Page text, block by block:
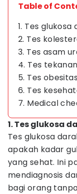
Table of
1. Tes glukosa
2. Tes
3. Tes asam
4. Tes
5. Tes obesitas
6. Tes
7. Medical
1. Tes glukosa
Tes glukosa
apakah kadar
yang sehat. Ini
mendiagnosis
bagi orang